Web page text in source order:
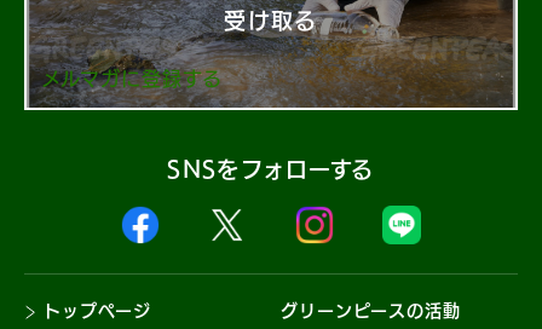
受け取る
メルマガに登録する
SNSをフォローする
トップページ グリーンピースの活動